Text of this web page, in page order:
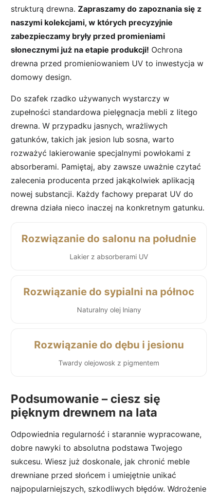
strukturą drewna.Zapraszamy do zapoznania się z
naszymi kolekcjami, w których precyzyjnie
zabezpieczamy bryły przed promieniami
słonecznymi już na etapie produkcji! Ochrona
drewna przed promieniowaniem UV to inwestycja w
domowy design.
Do szafek rzadko używanych wystarczy w
zupełności standardowa pielęgnacja mebli z litego
drewna. W przypadku jasnych, wrażliwych
gatunków, takich jak jesion lub sosna, warto
rozważyć lakierowanie specjalnymi powłokami z
absorberami. Pamiętaj, aby zawsze uważnie czytać
zalecenia producenta przed jakąkolwiek aplikacją
nowej substancji. Każdy fachowy preparat UV do
drewna działa nieco inaczej na konkretnym gatunku.
Rozwiązanie do salonu na południe
Lakier z absorberami UV
Rozwiązanie do sypialni na północ
Naturalny olej lniany
Rozwiązanie do dębu i jesionu
Twardy olejowosk z pigmentem
Podsumowanie – ciesz się
pięknym drewnem na lata
Odpowiednia regularność i starannie wypracowane,
dobre nawyki to absolutna podstawa Twojego
sukcesu. Wiesz już doskonale, jak chronić meble
drewniane przed słońcem i umiejętnie unikać
najpopularniejszych, szkodliwych błędów. Wdrożenie